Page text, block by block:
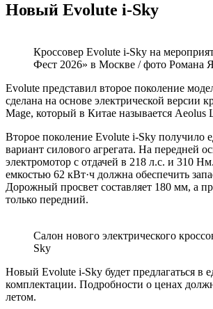
Новый Evolute i-Sky
Кроссовер Evolute i-Sky на
Фест 2026» в Москве / фото Романа
Evolute представил второе поколение
сделана на основе электрической версии
Mage, который в Китае называется Aeolus
Второе поколение Evolute i-Sky получило
вариант силового агрегата. На передней
электромотор с отдачей в 218 л.с. и 310
емкостью 62 кВт·ч должна обеспечить
Дорожный просвет составляет 180 мм, а
только передний.
Салон нового электрического
Sky
Новый Evolute i-Sky будет предлагаться в
комплектации. Подробности о ценах
летом.